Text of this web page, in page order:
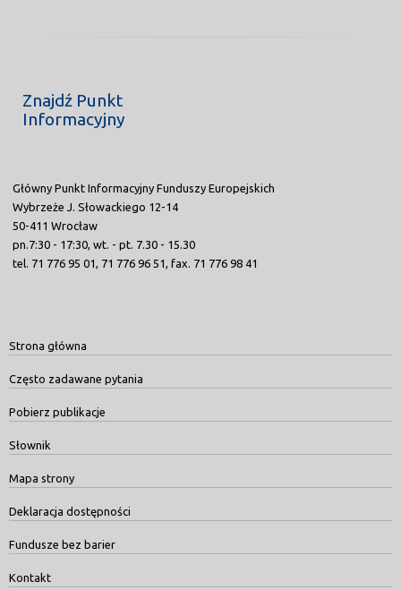
Znajdź Punkt
Informacyjny
Główny Punkt Informacyjny Funduszy Europejskich
Wybrzeże J. Słowackiego 12-14
50-411 Wrocław
pn.7:30 - 17:30, wt. - pt. 7.30 - 15.30
tel. 71 776 95 01, 71 776 96 51, fax. 71 776 98 41
Strona główna
Często zadawane pytania
Pobierz publikacje
Słownik
Mapa strony
Deklaracja dostępności
Fundusze bez barier
Kontakt